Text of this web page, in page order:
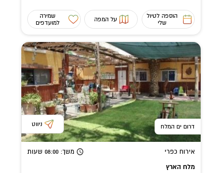
הוספה לטיול
שלי
על המפה
שמירה
למועדפים
דרום ים המלח ניווט
אירוח כפרי משך: 08:00 שעות
מלח הארץ